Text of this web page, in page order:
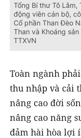
Tổng Bí thư Tô Lâm,
động viên cán bộ,
Cổ phần Than Đèo
Than và Khoáng
TTXVN
Toàn ngành
thu nhập và cải
nâng cao đời
nâng cao năng
đảm hài hòa lợi